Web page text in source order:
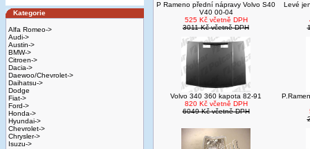
Kategorie
Alfa Romeo->
Audi->
Austin->
BMW->
Citroen->
Dacia->
Daewoo/Chevrolet->
Daihatsu->
Dodge
Fiat->
Ford->
Honda->
Hyundai->
Chevrolet->
Chrysler->
Isuzu->
P Rameno přední nápravy Volvo S40
V40 00-04
525 Kč včetně DPH
3011 Kč včetně DPH
Levé
Volvo 340 360 kapota 82-91
820 Kč včetně DPH
6049 Kč včetně DPH